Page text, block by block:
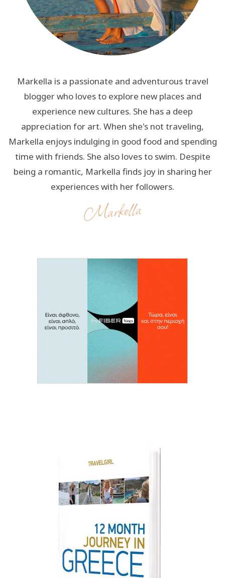
Markella is a passionate and adventurous travel
blogger who loves to explore new places and
experience new cultures. She has a deep
appreciation for art. When she's not traveling,
Markella enjoys indulging in good food and spending
time with friends. She also loves to swim. Despite
being a romantic, Markella finds joy in sharing her
experiences with her followers.